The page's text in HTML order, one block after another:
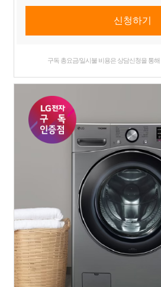
구독 총요금/일시불 비용은 상담신청을 통